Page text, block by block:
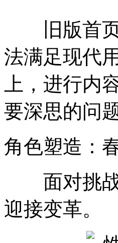
旧版首页
法满足现代
上，进行内
要深思的问题
角色塑造：
面对挑战
迎接变革。